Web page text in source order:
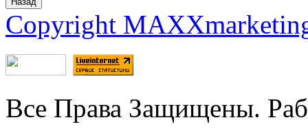
Copyright
Все Права Защищены.